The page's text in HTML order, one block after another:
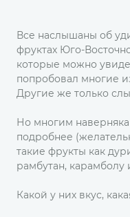
Все наслышаны об
фруктах Юго-
которые можно
попробовал многие
Другие же только
Но многим наверняка
подробнее
такие фрукты как
рамбутан, карамболу
Какой у них вкус,